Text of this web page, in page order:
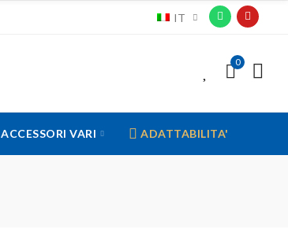
IT
0
ACCESSORI VARI ADATTABILITA'